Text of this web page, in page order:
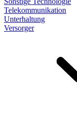
Telekommunikation
Unterhaltung
Versorger